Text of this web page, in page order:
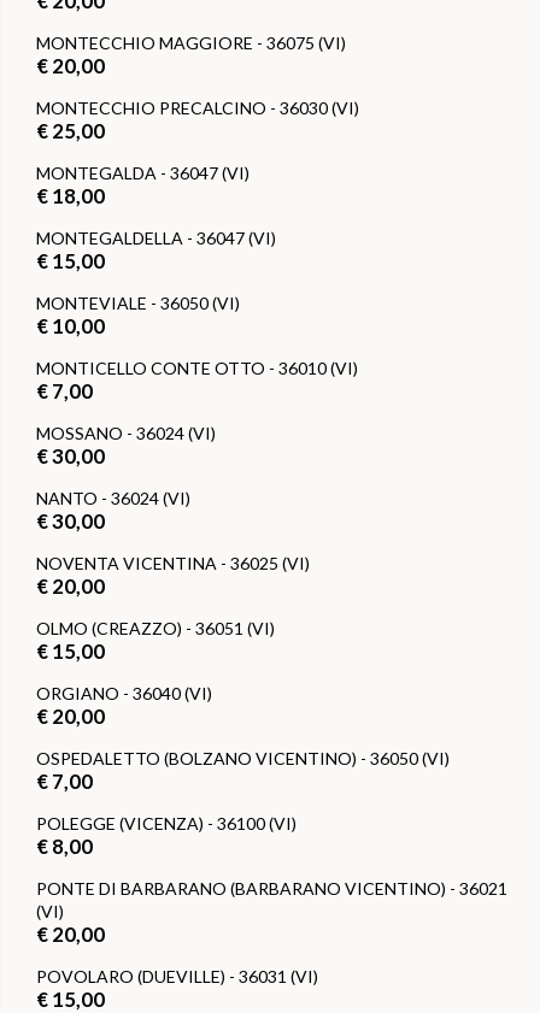
MONTECCHIO MAGGIORE - 36075 (VI)
€ 20,00
MONTECCHIO PRECALCINO - 36030 (VI)
€ 25,00
MONTEGALDA - 36047 (VI)
€ 18,00
MONTEGALDELLA - 36047 (VI)
€ 15,00
MONTEVIALE - 36050 (VI)
€ 10,00
MONTICELLO CONTE OTTO - 36010 (VI)
€ 7,00
MOSSANO - 36024 (VI)
€ 30,00
NANTO - 36024 (VI)
€ 30,00
NOVENTA VICENTINA - 36025 (VI)
€ 20,00
OLMO (CREAZZO) - 36051 (VI)
€ 15,00
ORGIANO - 36040 (VI)
€ 20,00
OSPEDALETTO (BOLZANO VICENTINO) - 36050 (VI)
€ 7,00
POLEGGE (VICENZA) - 36100 (VI)
€ 8,00
PONTE DI BARBARANO (BARBARANO VICENTINO) - 36021
(VI)
€ 20,00
POVOLARO (DUEVILLE) - 36031 (VI)
€ 15,00